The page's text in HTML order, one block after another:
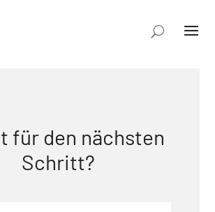
für den nächsten
Schritt?